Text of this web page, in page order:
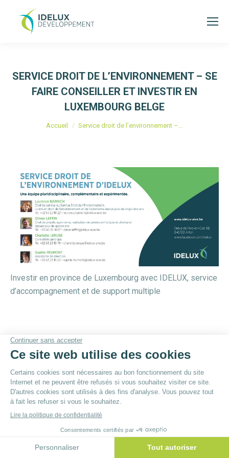
SERVICE DROIT DE L’ENVIRONNEMENT – SE
FAIRE CONSEILLER ET INVESTIR EN
LUXEMBOURG BELGE
Vous êtes ici :
Accueil Service droit de l’environnement –…
Investir en province de Luxembourg avec IDELUX, service
d’accompagnement et de support multiple
© ByPoush